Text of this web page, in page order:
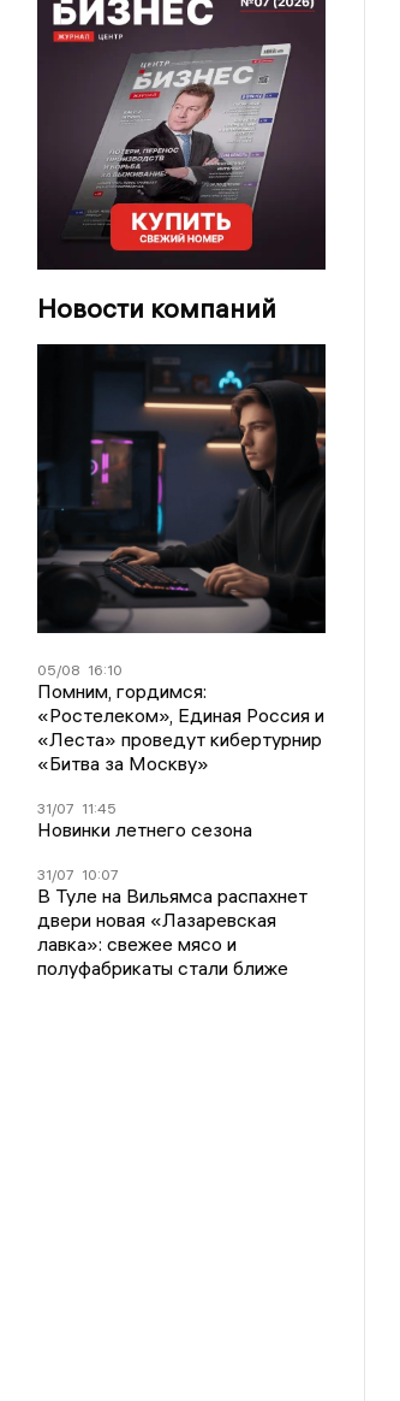
Новости компаний
05/08 16:10
Помним, гордимся:
«Ростелеком», Единая Россия и
«Леста» проведут кибертурнир
«Битва за Москву»
31/07 11:45
Новинки летнего сезона
31/07 10:07
В Туле на Вильямса распахнет
двери новая «Лазаревская
лавка»: свежее мясо и
полуфабрикаты стали ближе